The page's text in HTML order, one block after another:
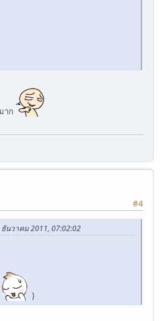
าก
#4
ธันวาคม 2011, 07:02:02
)